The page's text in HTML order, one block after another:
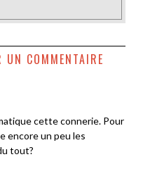
UN COMMENTAIRE
cette connerie. Pour
encore un peu les
tout?